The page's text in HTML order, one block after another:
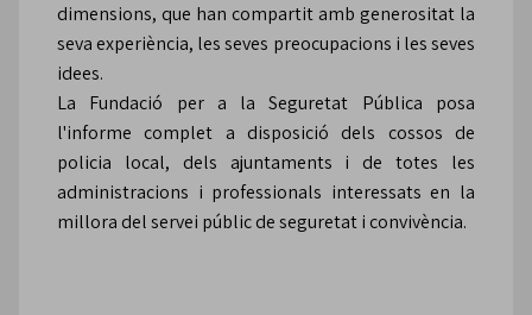
dimensions, que han compartit amb generositat la
seva experiència, les seves preocupacions i les seves
idees.
La Fundació per a la Seguretat Pública posa
l'informe complet a disposició dels cossos de
policia local, dels ajuntaments i de totes les
administracions i professionals interessats en la
millora del servei públic de seguretat i convivència.